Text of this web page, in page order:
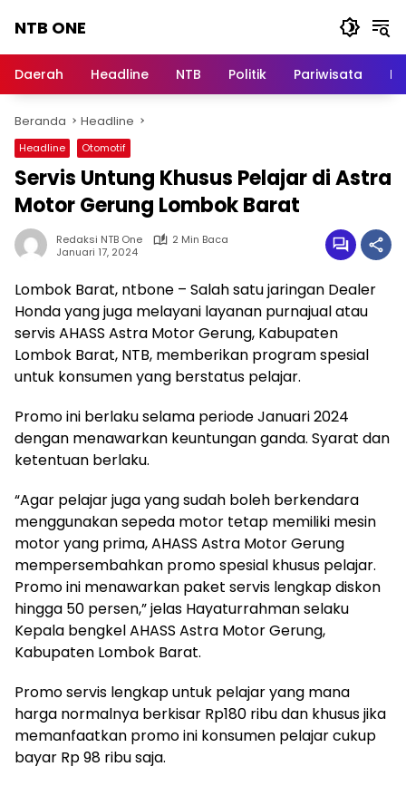
NTB ONE
dan
Berita
Lombok
Daerah Headline NTB Politik Pariwisata
Beranda Headline
Headline Otomotif
Servis Untung Khusus Pelajar di Astra
Motor Gerung Lombok Barat
Redaksi NTB One
2 Min Baca
Januari 17, 2024
Lombok Barat, ntbone – Salah satu jaringan Dealer
Honda yang juga melayani layanan purnajual atau
servis AHASS Astra Motor Gerung, Kabupaten
Lombok Barat, NTB, memberikan program spesial
untuk konsumen yang berstatus pelajar.
Promo ini berlaku selama periode Januari 2024
dengan menawarkan keuntungan ganda. Syarat dan
ketentuan berlaku.
“Agar pelajar juga yang sudah boleh berkendara
menggunakan sepeda motor tetap memiliki mesin
motor yang prima, AHASS Astra Motor Gerung
mempersembahkan promo spesial khusus pelajar.
Promo ini menawarkan paket servis lengkap diskon
hingga 50 persen,” jelas Hayaturrahman selaku
Kepala bengkel AHASS Astra Motor Gerung,
Kabupaten Lombok Barat.
Promo servis lengkap untuk pelajar yang mana
harga normalnya berkisar Rp180 ribu dan khusus jika
memanfaatkan promo ini konsumen pelajar cukup
bayar Rp 98 ribu saja.